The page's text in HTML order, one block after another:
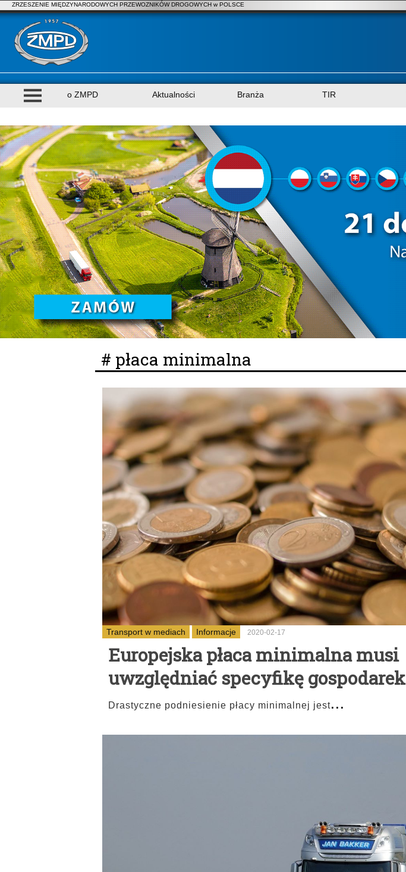
ZRZESZENIE MIĘDZYNARODOWYCH PRZEWOZNIKÓW DROGOWYCH w POLSCE
o ZMPD Aktualności Branża TIR
# płaca minimalna
Transport w mediach Informacje 2020-02-17
Europejska płaca minimalna musi
uwzględniać specyfikę gospodarek
Drastyczne podniesienie płacy minimalnej jest...